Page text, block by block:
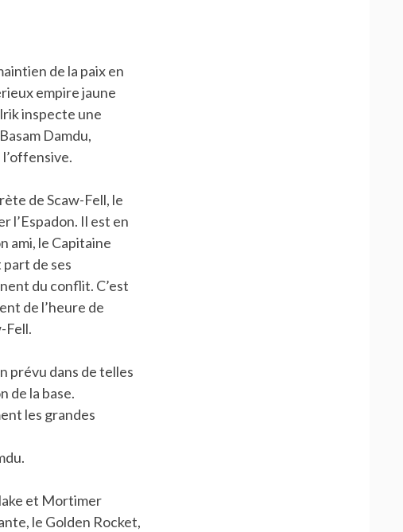
de la paix en
empire jaune
inspecte une
Damdu,
de Scaw-Fell, le
l’Espadon. Il est en
ami, le Capitaine
de ses
du conflit. C’est
de l’heure de
Fell.
prévu dans de telles
de la base.
les grandes
et Mortimer
le Golden Rocket,